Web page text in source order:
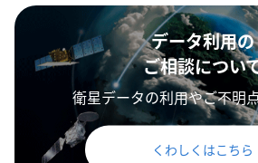
データ利用の
ご相談につい
衛星データの利用やご不明
くわしくはこちら